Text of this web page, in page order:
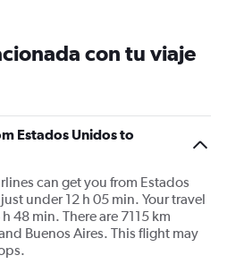
con tu viaje
Estados Unidos to
can get you from Estados
under 12 h 05 min. Your travel
48 min. There are 7115 km
Buenos Aires. This flight may